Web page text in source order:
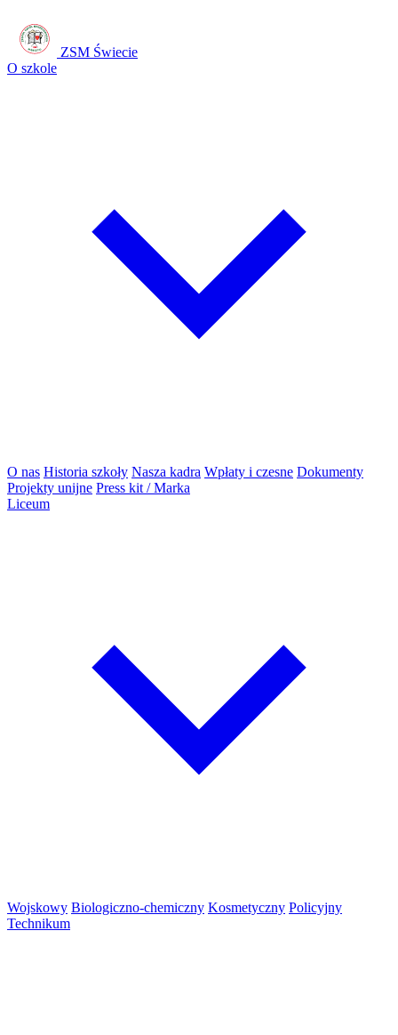
ZSM Świecie
O szkole
O nas Historia szkoły Nasza kadra Wpłaty i czesne Dokumenty
Projekty unijne Press kit / Marka
Liceum
Wojskowy Biologiczno-chemiczny Kosmetyczny Policyjny
Technikum